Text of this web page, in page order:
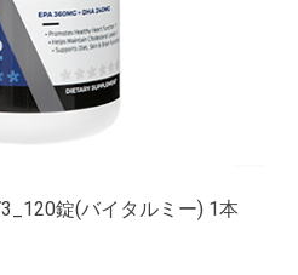
錠(バイタルミー) 1本